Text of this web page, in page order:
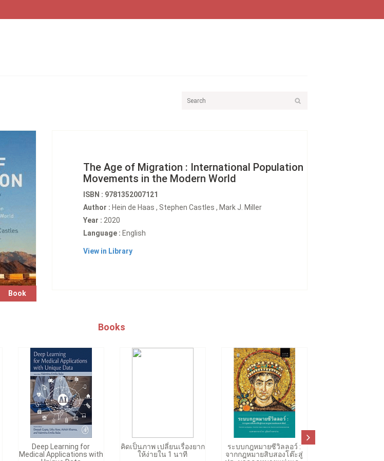
Book
The Age of Migration : International Population
Movements in the Modern World
ISBN : 9781352007121
Author : Hein de Haas , Stephen Castles , Mark J. Miller
Year : 2020
Language : English
View in Library
Books
Deep Learning for
Medical Applications with
คิดเป็นภาพ เปลี่ยนเรื่องยาก
ให้ง่ายใน 1 นาที
ระบบกฎหมายซีวิลลอว์ :
จากกฎหมายสิบสองโต๊ะสู่